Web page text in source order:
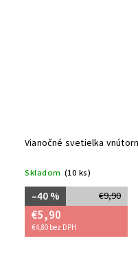
Vianočné svetielka
Skladom (10 ks)
€9,90
–40 %
€5,90
€4,80 bez DPH